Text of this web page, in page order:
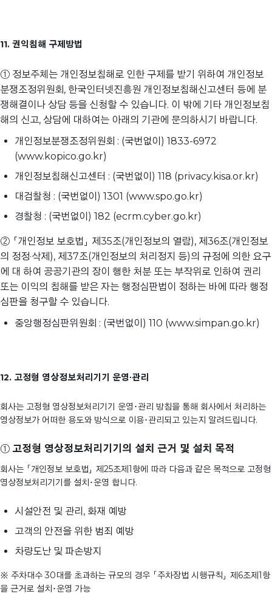
11. 권익침해 구제방법
① 정보주체는 개인정보침해로 인한 구제를 받기 위하여 개인정보
분쟁조정위원회, 한국인터넷진흥원 개인정보침해신고센터 등에 분
쟁해결이나 상담 등을 신청할 수 있습니다. 이 밖에 기타 개인정보침
해의 신고, 상담에 대하여는 아래의 기관에 문의하시기 바랍니다.
개인정보분쟁조정위원회 : (국번없이) 1833-6972
(www.kopico.go.kr)
개인정보침해신고센터 : (국번없이) 118 (privacy.kisa.or.kr)
대검찰청 : (국번없이) 1301 (www.spo.go.kr)
경찰청 : (국번없이) 182 (ecrm.cyber.go.kr)
② 「개인정보 보호법」 제35조(개인정보의 열람), 제36조(개인정보
의 정정·삭제), 제37조(개인정보의 처리정지 등)의 규정에 의한 요구
에 대 하여 공공기관의 장이 행한 처분 또는 부작위로 인하여 권리
또는 이익의 침해를 받은 자는 행정심판법이 정하는 바에 따라 행정
심판을 청구할 수 있습니다.
중앙행정심판위원회 : (국번없이) 110 (www.simpan.go.kr)
12. 고정형 영상정보처리기기 운영∙관리
회사는 고정형 영상정보처리기기 운영･관리 방침을 통해 회사에서 처리하는
영상정보가 어떠한 용도와 방식으로 이용･관리되고 있는지 알려드립니다.
① 고정형 영상정보처리기기의 설치 근거 및 설치 목적
회사는 「개인정보 보호법」 제25조제1항에 따라 다음과 같은 목적으로 고정형
영상정보처리기기를 설치･운영 합니다.
시설안전 및 관리, 화재 예방
고객의 안전을 위한 범죄 예방
차량도난 및 파손방지
※ 주차대수 30대를 초과하는 규모의 경우 「주차장법 시행규칙」 제6조제1항
을 근거로 설치･운영 가능